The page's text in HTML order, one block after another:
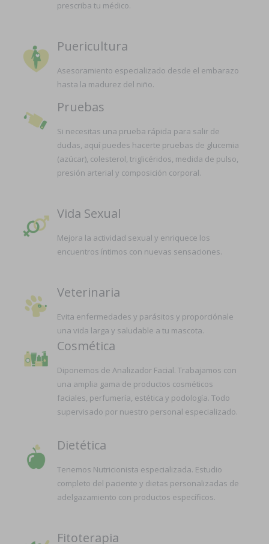
prescriba tu médico.
Puericultura
Asesoramiento especializado desde el embarazo
hasta la madurez del niño.
Pruebas
Si necesitas una prueba rápida para salir de
dudas, aquí puedes hacerte pruebas de glucemia
(azúcar), colesterol, triglicéridos, medida de pulso,
presión arterial y composición corporal.
Vida Sexual
Mejora la actividad sexual y enriquece los
encuentros íntimos con nuevas sensaciones.
Veterinaria
Evita enfermedades y parásitos y proporciónale
una vida larga y saludable a tu mascota.
Cosmética
Diponemos de Analizador Facial. Trabajamos con
una amplia gama de productos cosméticos
faciales, perfumería, estética y podología. Todo
supervisado por nuestro personal especializado.
Dietética
Tenemos Nutricionista especializada. Estudio
completo del paciente y dietas personalizadas de
adelgazamiento con productos específicos.
Fitoterapia